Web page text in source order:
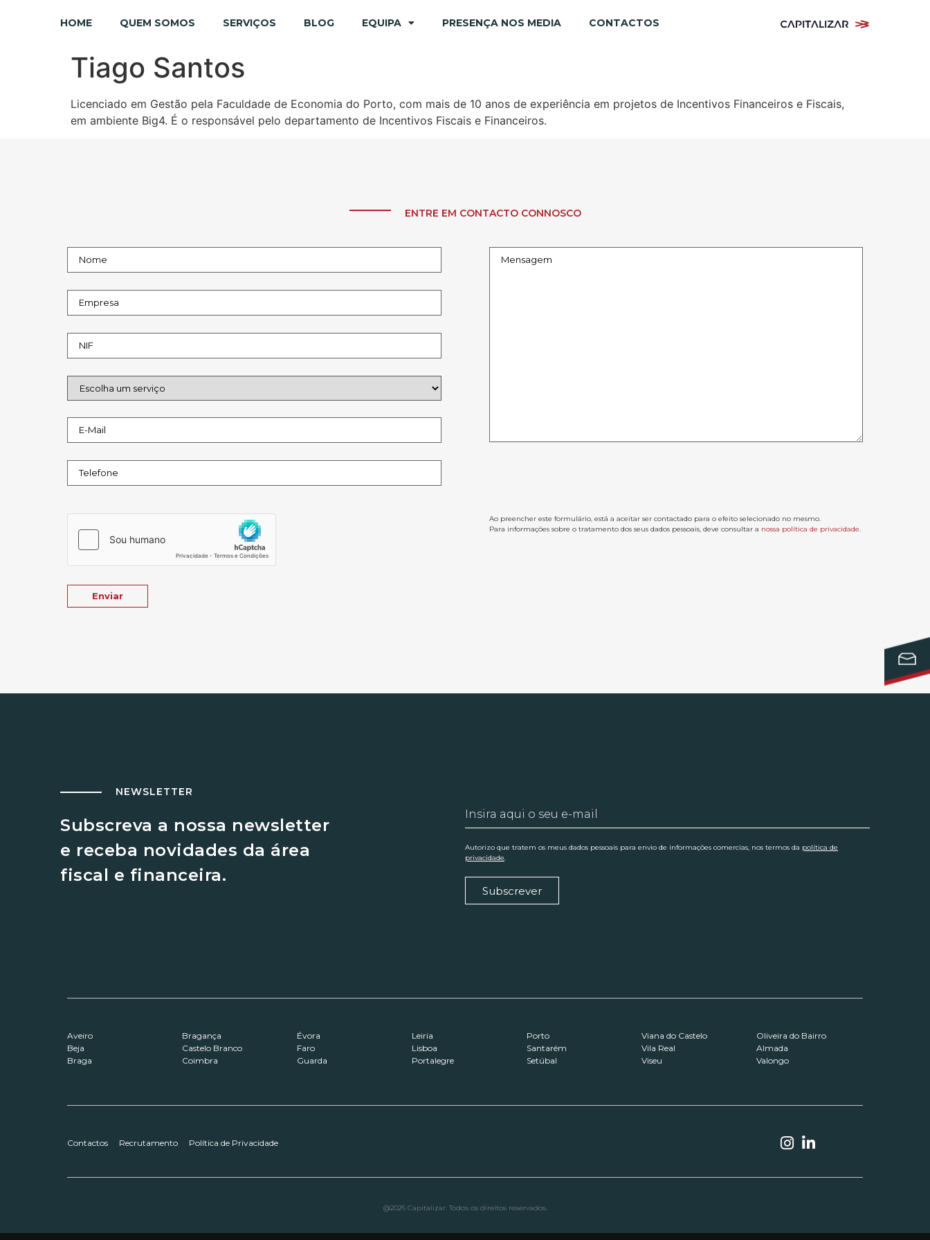
HOME QUEM SOMOS SERVIÇOS BLOG EQUIPA PRESENÇA NOS MEDIA CONTACTOS
Tiago Santos
Licenciado em Gestão pela Faculdade de Economia do Porto, com mais de 10 anos de experiência em projetos de Incentivos Financeiros e Fiscais,
em ambiente Big4. É o responsável pelo departamento de Incentivos Fiscais e Financeiros.
ENTRE EM CONTACTO CONNOSCO
Ao preencher este formulário, está a aceitar ser contactado para o efeito selecionado no mesmo.
Para informações sobre o tratamento dos seus dados pessoais, deve consultar a nossa política de privacidade.
NEWSLETTER
Subscreva a nossa newsletter
e receba novidades da área
fiscal e financeira.
Autorizo que tratem os meus dados pessoais para envio de informações comercias, nos termos da política de
privacidade.
Subscrever
Aveiro
Beja
Braga
Bragança
Castelo Branco
Coimbra
Évora
Faro
Guarda
Leiria
Lisboa
Portalegre
Porto
Santarém
Setúbal
Viana do Castelo
Vila Real
Viseu
Oliveira do Bairro
Almada
Valongo
Contactos Recrutamento Política de Privacidade
@2026 Capitalizar. Todos os direitos reservados.